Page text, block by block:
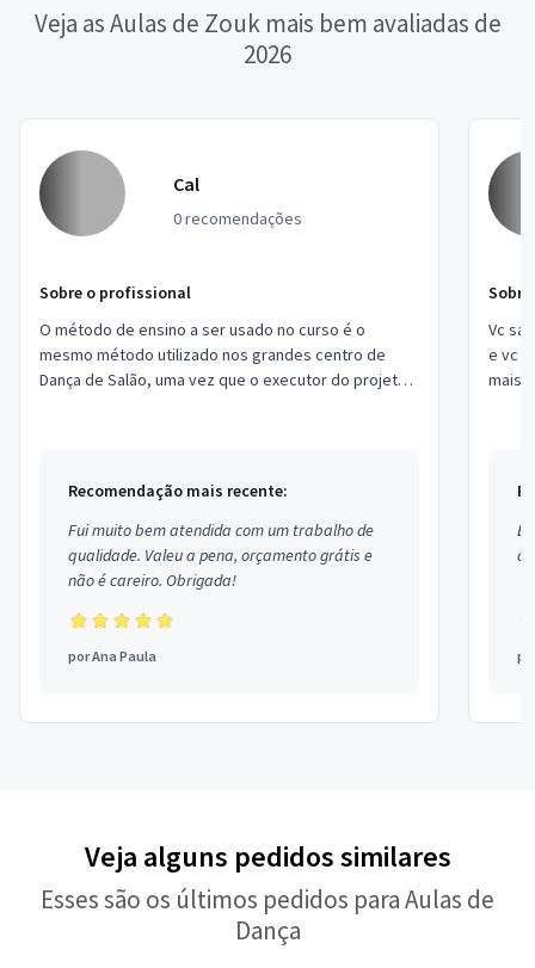
Veja as Aulas de Zouk mais bem avaliadas de
2026
Cal
0 recomendações
Sobre o profissional
O método de ensino a ser usado no curso é o
mesmo método utilizado nos grandes centro de
Dança de Salão, uma vez que o executor do projeto
Recomendação mais recente:
Fui muito bem atendida com um trabalho de
qualidade. Valeu a pena, orçamento grátis e
não é careiro. Obrigada!
porAna Paula
Vc
e vc
mais
Veja alguns pedidos similares
Esses são os últimos pedidos para Aulas de
Dança